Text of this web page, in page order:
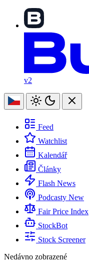
v2
Feed
Watchlist
Kalendář
Články
Flash News
Podcasty New
Fair Price Index
StockBot
Stock Screener
Nedávno zobrazené